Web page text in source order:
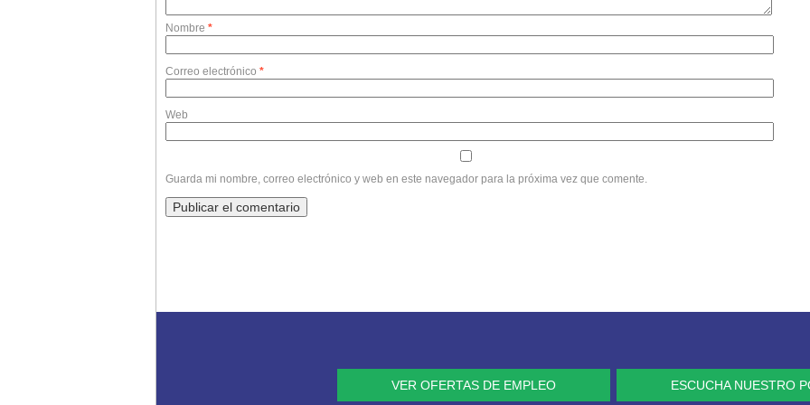
Nombre *
Correo electrónico *
Web
Guarda mi nombre, correo electrónico y web en este navegador para la próxima vez que comente.
VER OFERTAS DE EMPLEO ESCUCHA NUESTRO